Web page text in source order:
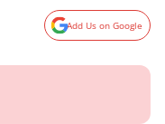
Add Us on Google